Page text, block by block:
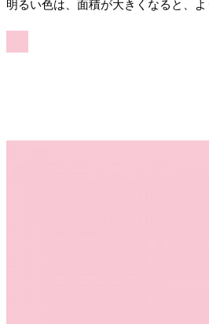
明るい色は、面積が大きくなると、